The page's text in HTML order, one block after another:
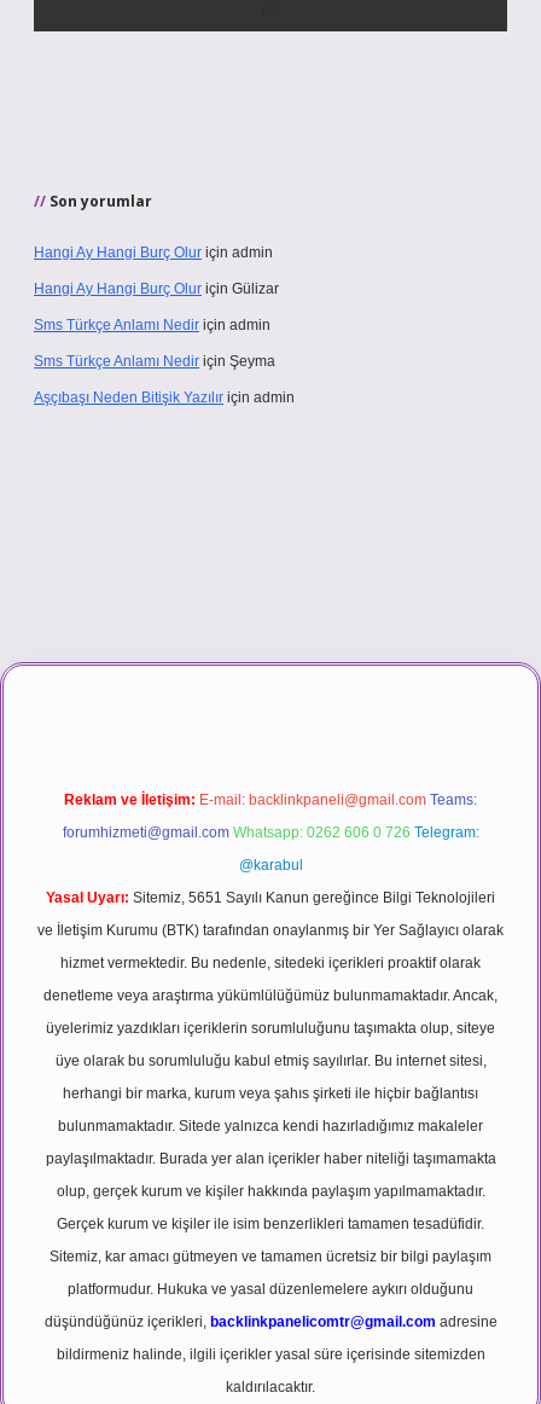
Son yorumlar
Hangi Ay Hangi Burç Olur için admin
Hangi Ay Hangi Burç Olur için Gülizar
Sms Türkçe Anlamı Nedir için admin
Sms Türkçe Anlamı Nedir için Şeyma
Aşçıbaşı Neden Bitişik Yazılır için admin
Reklam ve İletişim: E-mail: backlinkpaneli@gmail.com Teams:
forumhizmeti@gmail.com Whatsapp: 0262 606 0 726 Telegram:
@karabul
Yasal Uyarı: Sitemiz, 5651 Sayılı Kanun gereğince Bilgi Teknolojileri
ve İletişim Kurumu (BTK) tarafından onaylanmış bir Yer Sağlayıcı olarak
hizmet vermektedir. Bu nedenle, sitedeki içerikleri proaktif olarak
denetleme veya araştırma yükümlülüğümüz bulunmamaktadır. Ancak,
üyelerimiz yazdıkları içeriklerin sorumluluğunu taşımakta olup, siteye
üye olarak bu sorumluluğu kabul etmiş sayılırlar. Bu internet sitesi,
herhangi bir marka, kurum veya şahıs şirketi ile hiçbir bağlantısı
bulunmamaktadır. Sitede yalnızca kendi hazırladığımız makaleler
paylaşılmaktadır. Burada yer alan içerikler haber niteliği taşımamakta
olup, gerçek kurum ve kişiler hakkında paylaşım yapılmamaktadır.
Gerçek kurum ve kişiler ile isim benzerlikleri tamamen tesadüfidir.
Sitemiz, kar amacı gütmeyen ve tamamen ücretsiz bir bilgi paylaşım
platformudur. Hukuka ve yasal düzenlemelere aykırı olduğunu
düşündüğünüz içerikleri, backlinkpanelicomtr@gmail.com adresine
bildirmeniz halinde, ilgili içerikler yasal süre içerisinde sitemizden
kaldırılacaktır.